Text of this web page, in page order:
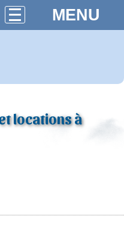
MENU
locations à